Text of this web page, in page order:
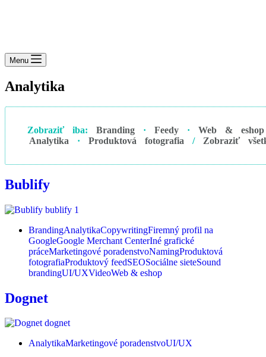
Menu
Analytika
Zobraziť iba: Branding · Feedy · Web & eshop
Analytika · Produktová fotografia / Zobraziť
Bublify
BrandingAnalytikaCopywritingFiremný profil na
GoogleGoogle Merchant CenterIné grafické
práceMarketingové poradenstvoNamingProduktová
fotografiaProduktový feedSEOSociálne sieteSound
brandingUI/UXVideoWeb & eshop
Dognet
AnalytikaMarketingové poradenstvoUI/UX